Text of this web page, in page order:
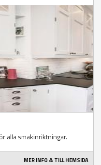
alla smakinriktningar.
MER INFO & TILL HEMSIDA